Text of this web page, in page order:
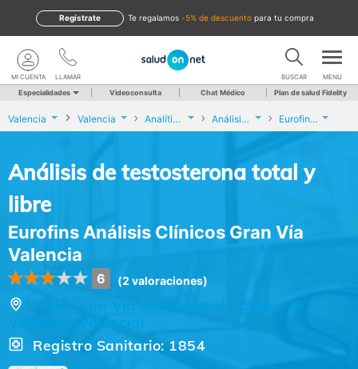
te regalamos -5% de descuento para tu compra
Regístrate
LLAMAR
MI CUENTA BUSCAR MENU
Especialidades Videoconsulta Chat Médico Plan de salud Fidelity
Valencia Valencia Analíticas y Genética Análisis de testosterona total y libre Eurofins Análisis Clínicos Gran Vía Valencia
Análisis de testosterona total y
libre
Eurofins Análisis Clínicos Gran Vía
Valencia
6 (2 valoraciones)
Registro Sanitario: 1854